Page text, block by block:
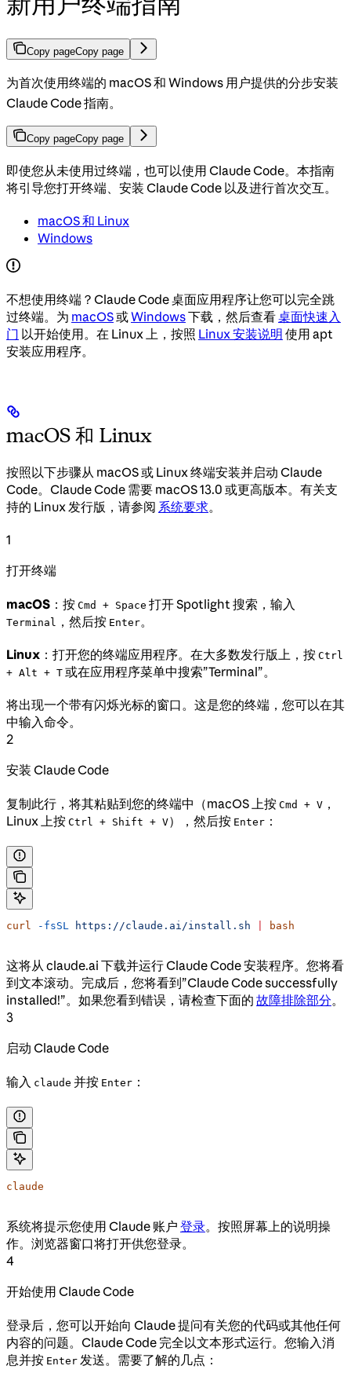
Copy pageCopy page
为首次使用终端的 macOS 和 Windows 用户提供的分步安装
Claude Code 指南。
Copy pageCopy page
即使您从未使用过终端，也可以使用 Claude Code。本指南
将引导您打开终端、安装 Claude Code 以及进行首次交互。
macOS 和 Linux
Windows
不想使用终端？Claude Code 桌面应用程序让您可以完全跳
过终端。为 macOS或Windows下载，然后查看桌面快速入
门 以开始使用。在 Linux 上，按照 Linux 安装说明 使用 apt
安装应用程序。
macOS 和 Linux
按照以下步骤从 macOS 或 Linux 终端安装并启动 Claude
Code。Claude Code 需要 macOS 13.0 或更高版本。有关支
持的 Linux 发行版，请参阅 系统要求。
1
打开终端
macOS ：按 Cmd + Space 打开 Spotlight 搜索，输入
Terminal ，然后按 Enter。
Linux ：打开您的终端应用程序。在大多数发行版上，按 Ctrl
+ Alt + T 或在应用程序菜单中搜索”Terminal”。
将出现一个带有闪烁光标的窗口。这是您的终端，您可以在其
中输入命令。
2
安装 Claude Code
复制此行，将其粘贴到您的终端中（macOS 上按 Cmd + V ，
Linux 上按 Ctrl + Shift + V），然后按 Enter ：
curl -fsSL https://claude.ai/install.sh bash
这将从 claude.ai 下载并运行 Claude Code 安装程序。您将看
到文本滚动。完成后，您将看到”Claude Code successfully
installed!”。如果您看到错误，请检查下面的 故障排除部分。
3
启动 Claude Code
输入 claude 并按 Enter ：
claude
系统将提示您使用 Claude 账户 登录。按照屏幕上的说明操
作。浏览器窗口将打开供您登录。
4
开始使用 Claude Code
登录后，您可以开始向 Claude 提问有关您的代码或其他任何
内容的问题。Claude Code 完全以文本形式运行。您输入消
息并按 Enter 发送。需要了解的几点：